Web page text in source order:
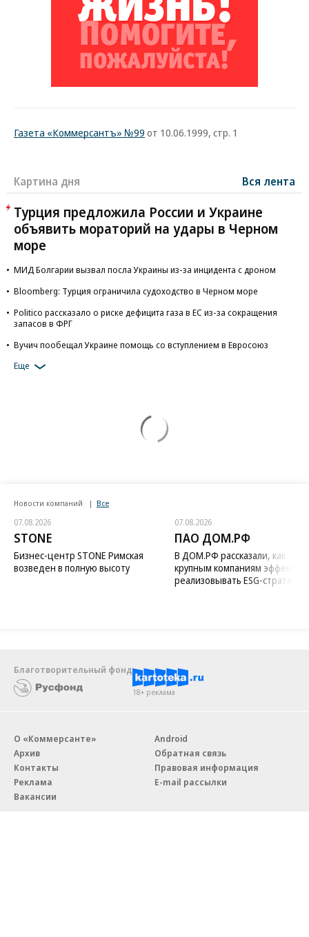
Газета «Коммерсантъ» №99 от 10.06.1999, стр. 1
Картина дня Вся лента
Турция предложила России и Украине
объявить мораторий на удары в Черном
море
МИД Болгарии вызвал посла Украины из-за инцидента с дроном
Bloomberg: Турция ограничила судоходство в Черном море
Politico рассказало о риске дефицита газа в ЕС из-за сокращения
запасов в ФРГ
Вучич пообещал Украине помощь со вступлением в Евросоюз
Еще
Новости компаний Все
07.08.2026
STONE
Бизнес-центр STONE Римская
возведен в полную высоту
07.08.2026
ПАО ДОМ.РФ
В ДОМ.РФ рассказали, как
крупным компаниям
реализовывать ESG-стратегию
Благотворительный фонд
18+ реклама
О «Коммерсанте»
Архив
Контакты
Реклама
Вакансии
Android
Обратная связь
Правовая информация
E-mail рассылки